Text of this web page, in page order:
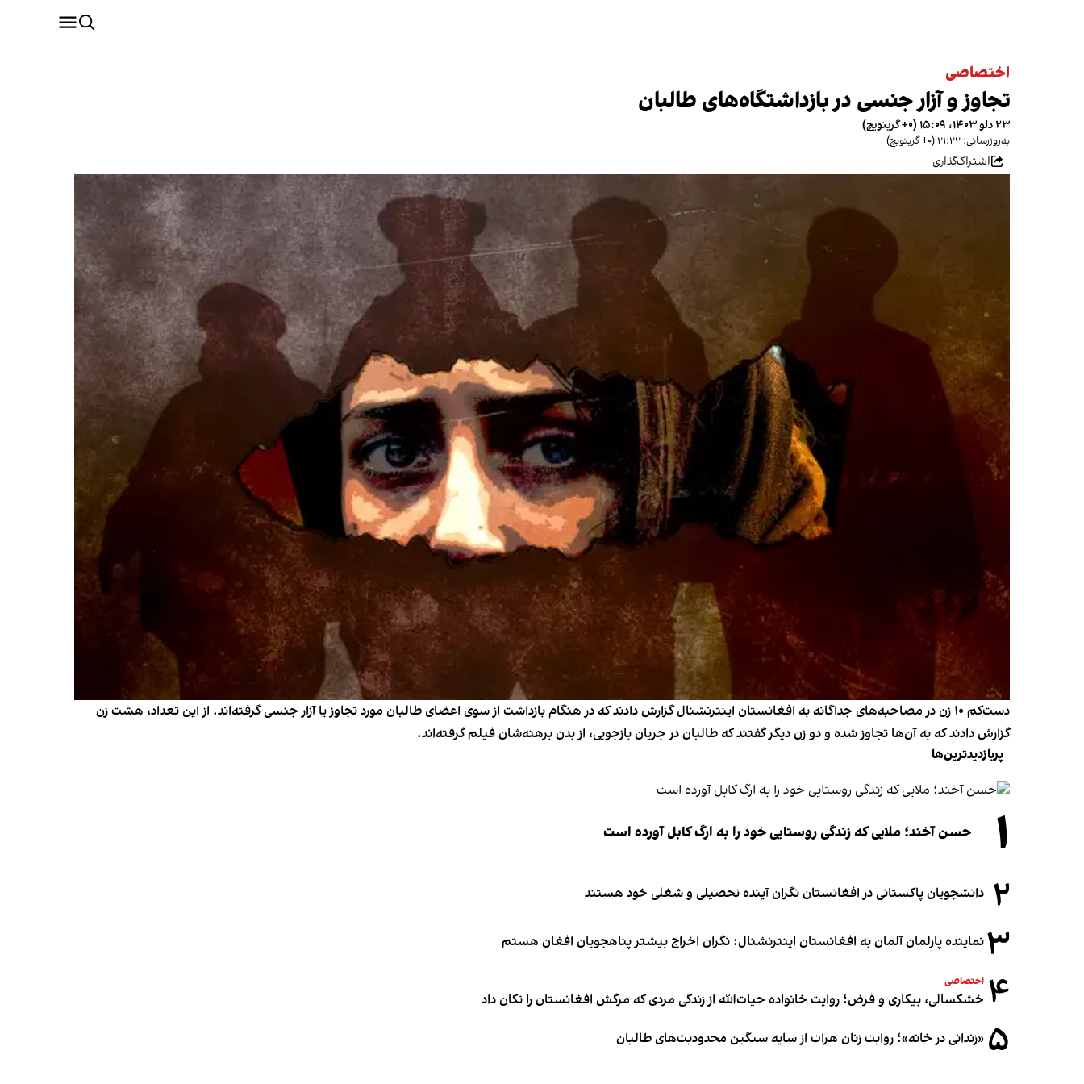
اختصاصی
تجاوز و آزار جنسی در بازداشتگاه‌های طالبان
۲۳ دلو ۱۴۰۳، ۱۵:۰۹ (‎+۰ گرینویچ)
به‌روزرسانی: ۲۱:۲۲ (‎+۰ گرینویچ)
اشتراک‌گذاری
دست‌کم ۱۰ زن در مصاحبه‌های جداگانه به افغانستان اینترنشنال گزارش دادند که در هنگام بازداشت از سوی اعضای طالبان مورد تجاوز یا آزار جنسی گرفته‌اند. از این تعداد، هشت زن
گزارش دادند که به آن‌ها تجاوز شده و دو زن دیگر گفتند که طالبان در جریان بازجویی، از بدن برهنه‌شان فیلم گرفته‌اند.
پربازدیدترین‌ها
۱ حسن آخند؛ ملایی که زندگی روستایی خود را به ارگ کابل آورده است
۲ دانشجویان پاکستانی در افغانستان نگران آینده تحصیلی و شغلی خود هستند
۳نماینده پارلمان آلمان به افغانستان اینترنشنال: نگران اخراج بیشتر پناهجویان افغان هستم
۴ اختصاصی
خشکسالی، بیکاری و قرض؛ روایت خانواده حیات‌الله از زندگی مردی که مرگش افغانستان را تکان داد
۵ «زندانی در خانه»؛ روایت زنان هرات از سایه سنگین محدودیت‌های طالبان